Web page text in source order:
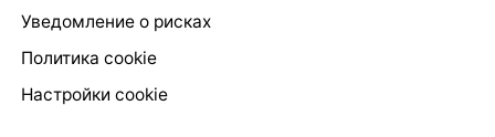
Уведомление о рисках
Политика cookie
Настройки cookie